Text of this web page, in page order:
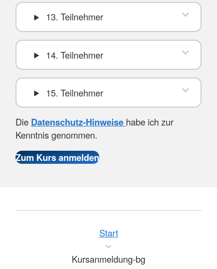
13. Teilnehmer
14. Teilnehmer
15. Teilnehmer
Die Datenschutz-Hinweise habe ich zur
Kenntnis genommen.
Start
Kursanmeldung-bg